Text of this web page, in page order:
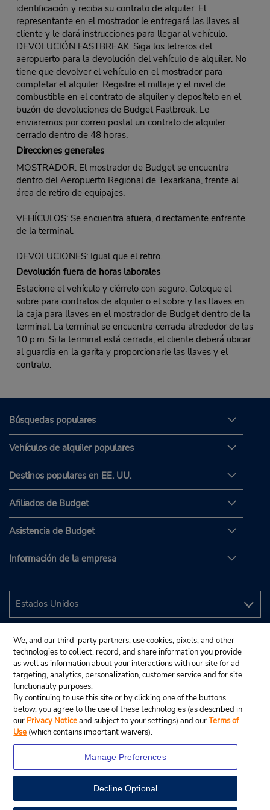
identificación y reciba su contrato de alquiler. El
representante en el mostrador le entregará las llaves al
cliente y le dará instrucciones para llegar al vehículo.
DEVOLUCIÓN FASTBREAK: Siga los letreros del
aeropuerto para la devolución del vehículo de alquiler. No
tiene que devolver el vehículo en el mostrador para
completar el alquiler. Registre el millaje y el nivel de
combustible en el contrato de alquiler y deposítelo en el
buzón de devoluciones de Budget Fastbreak. Le
enviaremos por correo postal un contrato de alquiler
cerrado dentro de 48 horas.
Direcciones generales
MOSTRADOR: El mostrador de Budget se encuentra
dentro del Aeropuerto Regional de Texarkana, frente al
área de retiro de equipajes.
VEHÍCULOS: Se encuentra afuera, directamente enfrente
de la terminal.
DEVOLUCIONES: Igual que el retiro.
Devolución fuera de horas laborales
Estacione el vehículo y ciérrelo con seguro. Coloque el
sobre para contratos de alquiler o el sobre y las llaves en
la caja para llaves en el mostrador de Budget dentro de la
terminal. La terminal se encuentra cerrada alrededor de las
10 p.m. Si la terminal está cerrada, el cliente deberá ubicar
al guardia en la garita y proporcionarle las llaves y el
contrato.
Búsquedas populares
Vehículos de alquiler populares
Destinos populares en EE. UU.
Afiliados de Budget
Asistencia de Budget
Información de la empresa
© 2024 Budget Rent A Car System, Inc.
We, and our third-party partners, use cookies, pixels, and other
technologies to collect, record, and share information you provide
as well as information about your interactions with our site for ad
targeting, analytics, personalization, customer service and for site
functionality purposes.
By continuing to use this site or by clicking one of the buttons
below, you agree to the use of these technologies (as described in
our Privacy Noticeand subject to your settings) and ourTerms of
Use (which contains important waivers).
Manage Preferences
Decline Optional